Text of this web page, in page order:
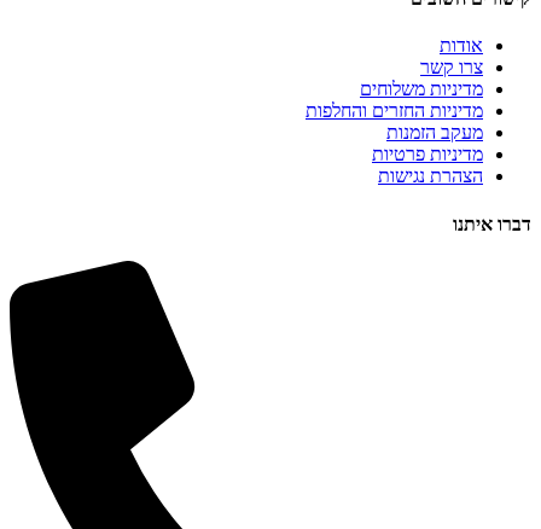
אודות
צרו קשר
מדיניות משלוחים
מדיניות החזרים והחלפות
מעקב הזמנות
מדיניות פרטיות
הצהרת נגישות
דברו איתנו